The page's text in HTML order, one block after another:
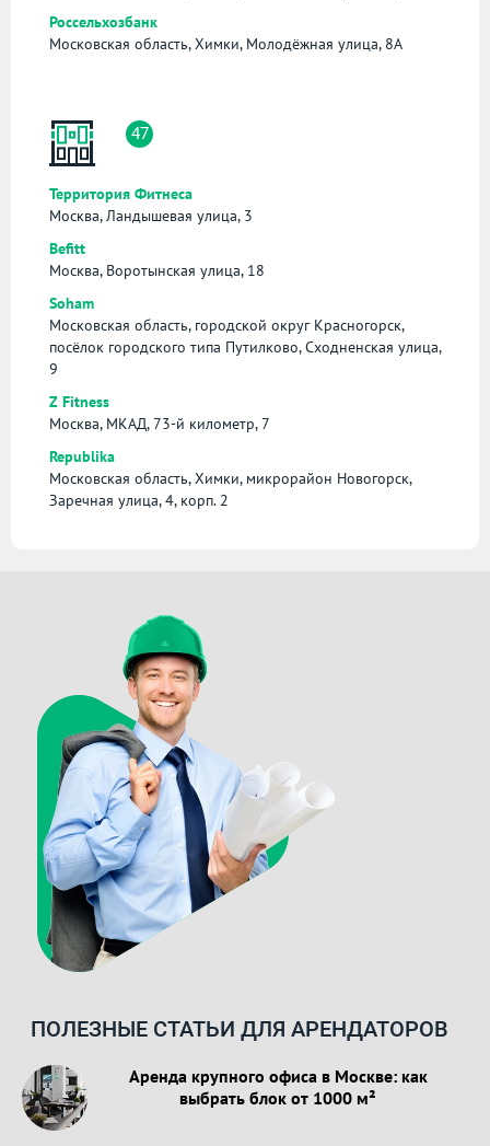
Россельхозбанк
Московская область, Химки, Молодёжная улица, 8А
47
Территория Фитнеса
Москва, Ландышевая улица, 3
Befitt
Москва, Воротынская улица, 18
Soham
Московская область, городской округ Красногорск,
посёлок городского типа Путилково, Сходненская улица,
9
Z Fitness
Москва, МКАД, 73-й километр, 7
Republika
Московская область, Химки, микрорайон Новогорск,
Заречная улица, 4, корп. 2
ПОЛЕЗНЫЕ СТАТЬИ ДЛЯ АРЕНДАТОРОВ
Аренда крупного офиса в Москве: как
выбрать блок от 1000 м²